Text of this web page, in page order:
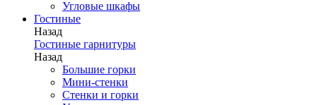
Угловые шкафы
Гостиные
Назад
Гостиные гарнитуры
Назад
Большие горки
Мини-стенки
Стенки и горки